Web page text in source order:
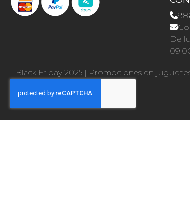
De
Black Friday 2025 | Promociones en